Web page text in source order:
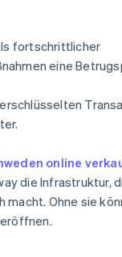
fortschrittlicher
eine
online
die Infrastruktur,
macht. Ohne sie